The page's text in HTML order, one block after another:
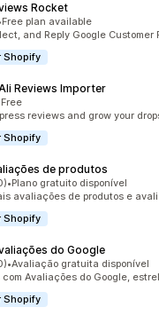
Rocket
avaliações
Free plan available
and Reply Google Customer
Shopify
Reviews Importer
Free
reviews and grow your
Shopify
de produtos
avaliações
•Plano gratuito disponível
avaliações de produtos e
Shopify
do Google
avaliações
•Avaliação gratuita disponível
Avaliações do Google,
Shopify